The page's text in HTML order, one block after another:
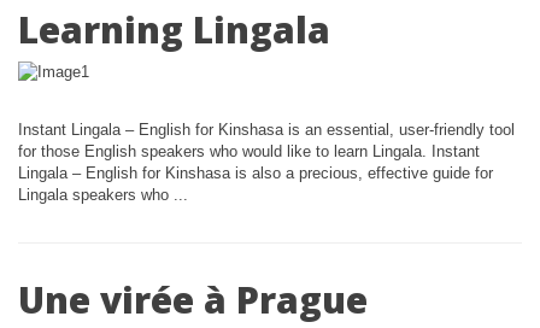
Learning Lingala
Instant Lingala – English for Kinshasa is an essential, user-friendly tool
for those English speakers who would like to learn Lingala. Instant
Lingala – English for Kinshasa is also a precious, effective guide for
Lingala speakers who ...
Une virée à Prague